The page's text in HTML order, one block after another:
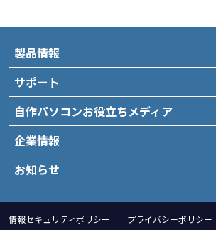
製品情報
サポート
自作パソコンお役立ちメディア
企業情報
お知らせ
情報セキュリティポリシー プライバシーポリシー